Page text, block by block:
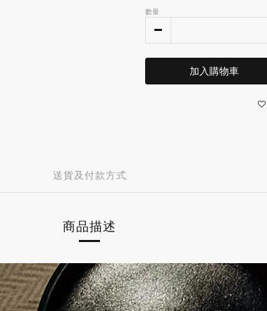
數量
加入購物車
送貨及付款方式
商品描述